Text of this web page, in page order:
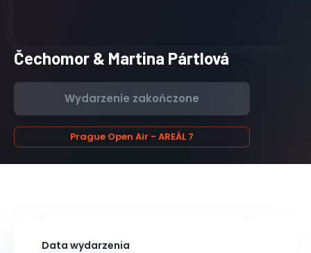
Čechomor & Martina Pártlová
Wydarzenie zakończone
Prague Open Air - AREÁL 7
Data wydarzenia